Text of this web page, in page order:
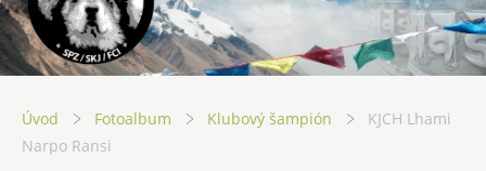
Úvod Fotoalbum Klubový šampión
KJCH Lhami
Narpo Ransi